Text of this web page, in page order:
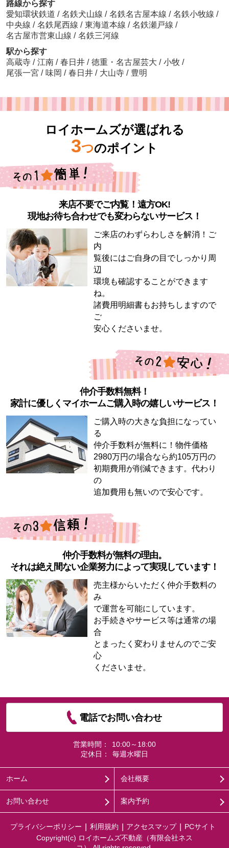
路線から探す
愛知環状鉄道 / 名鉄犬山線 / 名鉄名古屋本線 / 名鉄小牧線 /
中央線 / 名鉄尾西線 / 東海道本線 / 名鉄瀬戸線 /
名古屋市営東山線 / 名鉄三河線
駅から探す
高蔵寺 / 江南 / 春日井 / 徳重・名古屋芸大 / 小牧 /
尾張一宮 / 味岡 / 春日井 / 大山寺 / 豊明
ロイホームズが選ばれる
3つのポイント
来店不要でご内覧！遠方OK!
現地お待ち合わせでも変わらないサービス！
ご来店のわずらわしさを解消！ご
内
覧後にはご自身の目でしっかり周
辺
環境も確認することができます
ね。
諸費用明細書もお持ちしますので
ご
安心くださいませ。
仲介手数料無料！
家計に優しくマイホームご購入時の嬉しいサービス！
ご購入時の大きな負担になってい
る
仲介手数料が無料に！物件価格
2980万円の場合なら約105万円の
初期費用が削減できます。代わり
の
追加費用も無いので安心です。
仲介手数料が無料の理由。
それは絶え間ない企業努力によって実現しています！
売主様からいただく仲介手数料の
み
で運営を可能にしています。
お手続きやサービス等は通常の場
合
とまったく変わりませんのでご安
心
くださいませ。
電話でお問い合わせ
営業時間：
10:00～18:00
定休日：
毎週水曜日
ホーム 会社概要
お問い合わせ 案内予約
プライバシーポリシー 利用規約 アクセスマップ
PCサイト
Copyright(c) ロイホームズ不動産（有限会社ネス